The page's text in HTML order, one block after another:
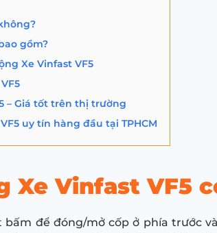
gồm?
Xe Vinfast VF5
– Giá tốt trên thị trường
uy tín hàng đầu tại TPHCM
Xe Vinfast VF5
để đóng/mở cốp ở phía trước